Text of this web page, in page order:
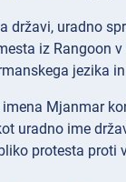
državi, uradno
iz Rangoon
jezika
Mjanmar
uradno ime
protesta